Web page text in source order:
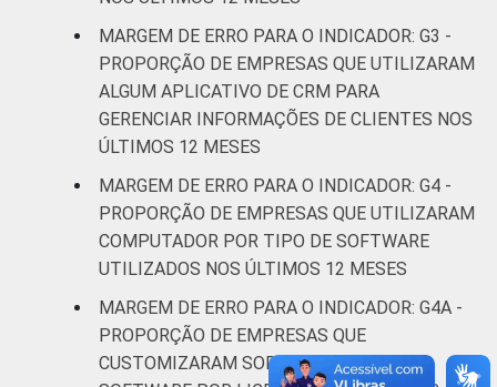
técnicas;
Atividades
administrativas
e serviços
complentares
4,6 4,6
Informação e
Comunicação
4,5 4,5
esporte e
recreação;
Outras
3,7 3,9
MARGEM DE ERRO PARA O INDICADOR: G3 -
PROPORÇÃO DE EMPRESAS QUE UTILIZARAM
ALGUM APLICATIVO DE CRM PARA
GERENCIAR INFORMAÇÕES DE CLIENTES NOS
ÚLTIMOS 12 MESES
MARGEM DE ERRO PARA O INDICADOR: G4 -
PROPORÇÃO DE EMPRESAS QUE UTILIZARAM
COMPUTADOR POR TIPO DE SOFTWARE
UTILIZADOS NOS ÚLTIMOS 12 MESES
MARGEM DE ERRO PARA O INDICADOR: G4A -
PROPORÇÃO DE EMPRESAS QUE
CUSTOMIZARAM SOFTWARE LIVRE OU